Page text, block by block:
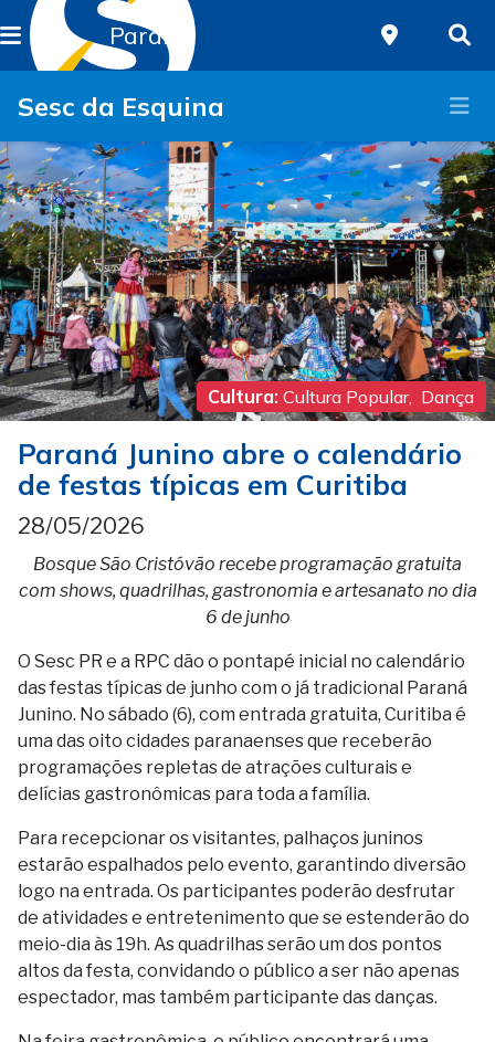
Paraná
Sesc da Esquina
Cultura: Cultura Popular, Dança
Paraná Junino abre o calendário
de festas típicas em Curitiba
28/05/2026
Bosque São Cristóvão recebe programação gratuita
com shows, quadrilhas, gastronomia e artesanato no dia
6 de junho
O Sesc PR e a RPC dão o pontapé inicial no calendário
das festas típicas de junho com o já tradicional Paraná
Junino. No sábado (6), com entrada gratuita, Curitiba é
uma das oito cidades paranaenses que receberão
programações repletas de atrações culturais e
delícias gastronômicas para toda a família.
Para recepcionar os visitantes, palhaços juninos
estarão espalhados pelo evento, garantindo diversão
logo na entrada. Os participantes poderão desfrutar
de atividades e entretenimento que se estenderão do
meio-dia às 19h. As quadrilhas serão um dos pontos
altos da festa, convidando o público a ser não apenas
espectador, mas também participante das danças.